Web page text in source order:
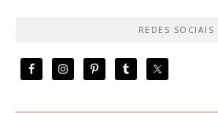
REDES SOCIAIS